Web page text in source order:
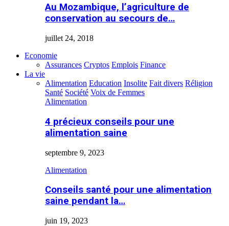
Au Mozambique, l’agriculture de
conservation au secours de…
juillet 24, 2018
Economie
Assurances Cryptos Emplois Finance
La vie
Alimentation Education Insolite Fait divers Réligion
Santé Société Voix de Femmes
Alimentation
4 précieux conseils pour une
alimentation saine
septembre 9, 2023
Alimentation
Conseils santé pour une alimentation
saine pendant la…
juin 19, 2023